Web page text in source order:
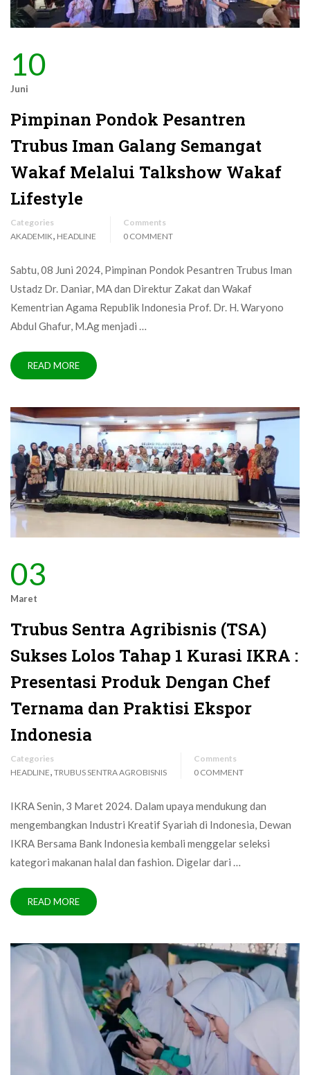
10
Juni
Pimpinan Pondok Pesantren
Trubus Iman Galang Semangat
Wakaf Melalui Talkshow Wakaf
Lifestyle
Categories
AKADEMIK, HEADLINE
Comments
0 COMMENT
Sabtu, 08 Juni 2024, Pimpinan Pondok Pesantren Trubus Iman
Ustadz Dr. Daniar, MA dan Direktur Zakat dan Wakaf
Kementrian Agama Republik Indonesia Prof. Dr. H. Waryono
Abdul Ghafur, M.Ag menjadi …
READ MORE
03
Maret
Trubus Sentra Agribisnis (TSA)
Sukses Lolos Tahap 1 Kurasi IKRA :
Presentasi Produk Dengan Chef
Ternama dan Praktisi Ekspor
Indonesia
Categories
HEADLINE, TRUBUS SENTRA AGROBISNIS
Comments
0 COMMENT
IKRA Senin, 3 Maret 2024. Dalam upaya mendukung dan
mengembangkan Industri Kreatif Syariah di Indonesia, Dewan
IKRA Bersama Bank Indonesia kembali menggelar seleksi
kategori makanan halal dan fashion. Digelar dari …
READ MORE